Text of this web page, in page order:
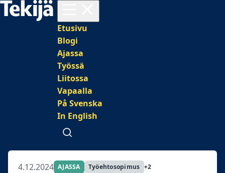
Päävalikko
Etusivu
Blogi
Ajassa
Työssä
Liitossa
Vapaalla
På Svenska
In English
Avaa haku
4.12.2024 AJASSA Työehtosopimus +2